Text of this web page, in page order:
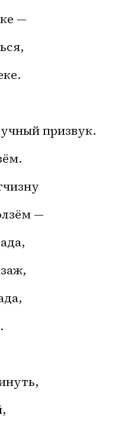
—
призвук.
—